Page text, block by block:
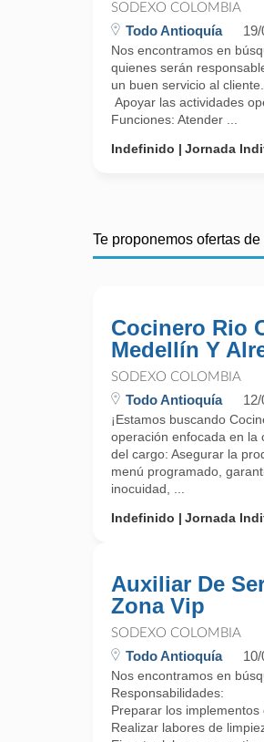
SODEXO COLOMBIA
Todo Antioquía
Nos encontramos en
quienes serán
un buen servicio al
Apoyar las actividades
Funciones: Atender ...
Indefinido
Jornada
Te proponemos ofertas
Cocinero Rio
Medellín Y
SODEXO COLOMBIA
Todo Antioquía
¡Estamos buscando
operación enfocada en la
del cargo: Asegurar la
menú programado,
inocuidad, ...
Indefinido
Jornada
Auxiliar De
Zona Vip
SODEXO COLOMBIA
Todo Antioquía
Nos encontramos en
Responsabilidades:
Preparar los
Realizar labores de